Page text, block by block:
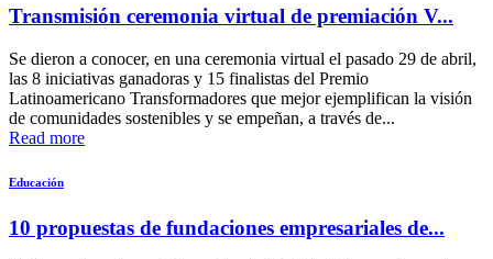
Transmisión ceremonia virtual de premiación V...
Se dieron a conocer, en una ceremonia virtual el pasado 29 de abril,
las 8 iniciativas ganadoras y 15 finalistas del Premio
Latinoamericano Transformadores que mejor ejemplifican la visión
de comunidades sostenibles y se empeñan, a través de...
Read more
Educación
10 propuestas de fundaciones empresariales de...